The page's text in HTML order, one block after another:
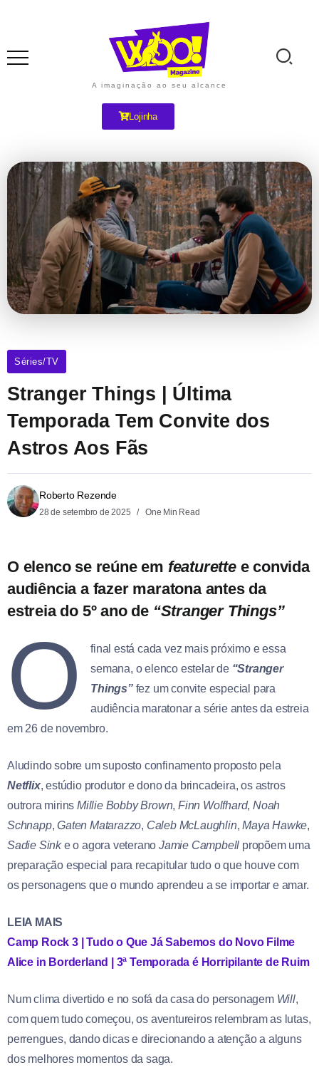
A imaginação ao seu alcance
Lojinha
Séries/TV
Stranger Things | Última
Temporada Tem Convite dos
Astros Aos Fãs
Roberto Rezende
28 de setembro de 2025 One Min Read
O elenco se reúne em featurettee convida
audiência a fazer maratona antes da
estreia do 5º ano de “Stranger Things”
O
final está cada vez mais próximo e essa
semana, o elenco estelar de “Stranger
Things”fez um convite especial para
audiência maratonar a série antes da estreia
em 26 de novembro.
Aludindo sobre um suposto confinamento proposto pela
Netflix, estúdio produtor e dono da brincadeira, os astros
outrora mirinsMillie Bobby Brown,Finn Wolfhard,Noah
Schnapp,Gaten Matarazzo, Caleb McLaughlin,Maya Hawke,
Sadie Sinke o agora veterano Jamie Campbell propõem uma
preparação especial para recapitular tudo o que houve com
os personagens que o mundo aprendeu a se importar e amar.
LEIA MAIS
Camp Rock 3 | Tudo o Que Já Sabemos do Novo Filme
Alice in Borderland | 3ª Temporada é Horripilante de Ruim
Num clima divertido e no sofá da casa do personagem Will,
com quem tudo começou, os aventureiros relembram as lutas,
perrengues, dando dicas e direcionando a atenção a alguns
dos melhores momentos da saga.